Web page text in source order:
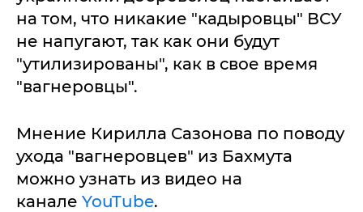
на том, что никакие "кадыровцы" ВСУ
не напугают, так как они будут
"утилизированы", как в свое время
"вагнеровцы".
Мнение Кирилла Сазонова по поводу
ухода "вагнеровцев" из Бахмута
можно узнать из видео на
канале YouTube.